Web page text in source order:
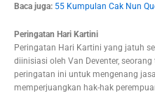
Baca juga: 55 Kumpulan Cak Nun
Peringatan Hari Kartini
Peringatan Hari Kartini yang jatuh
diinisiasi oleh Van Deventer,
peringatan ini untuk mengenang
memperjuangkan hak-hak